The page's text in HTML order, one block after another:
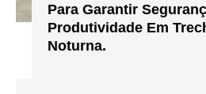
Para Garantir
Produtividade Em
Noturna.